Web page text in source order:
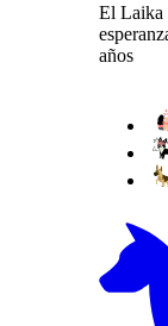
El Laika
años